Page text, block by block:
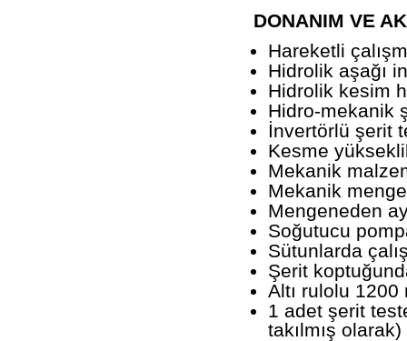
DONANIM VE
Hareketli
Hidrolik aşağı
Hidrolik kesim
Hidro-mekanik
İnvertörlü şerit
Kesme
Mekanik
Mekanik
Mengeneden
Soğutucu
Sütunlarda
Şerit
Altı rulolu
1 adet şerit
takılmış olarak)